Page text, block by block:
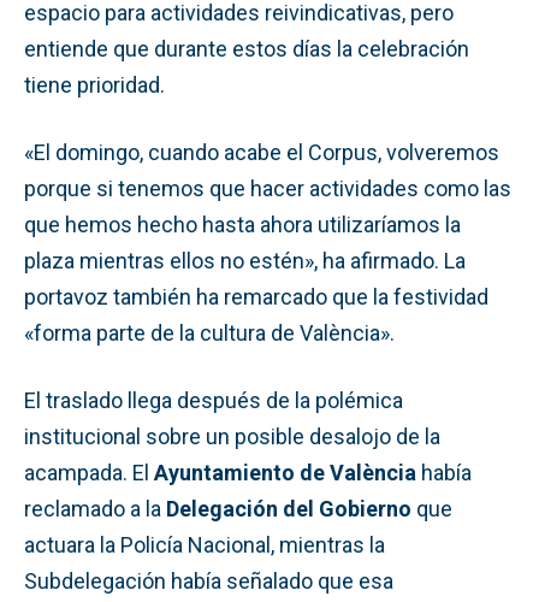
espacio para actividades reivindicativas, pero
entiende que durante estos días la celebración
tiene prioridad.
«El domingo, cuando acabe el Corpus, volveremos
porque si tenemos que hacer actividades como las
que hemos hecho hasta ahora utilizaríamos la
plaza mientras ellos no estén», ha afirmado. La
portavoz también ha remarcado que la festividad
«forma parte de la cultura de València».
El traslado llega después de la polémica
institucional sobre un posible desalojo de la
acampada. El Ayuntamiento de València había
reclamado a la Delegación del Gobierno que
actuara la Policía Nacional, mientras la
Subdelegación había señalado que esa